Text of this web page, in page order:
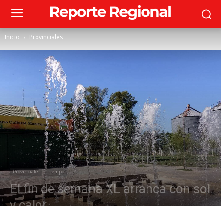
Inicio Provinciales
Provinciales Tiempo
El fin de semana XL arranca con sol